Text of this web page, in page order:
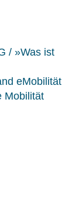
/ »Was ist
eMobilität
Mobilität